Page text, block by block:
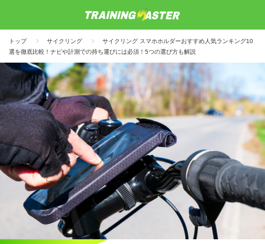
トップ サイクリング
サイクリング スマホホルダーおすすめ人気ランキング10
選を徹底比較！ナビや計測での持ち運びには必須！5つの選び方も解説